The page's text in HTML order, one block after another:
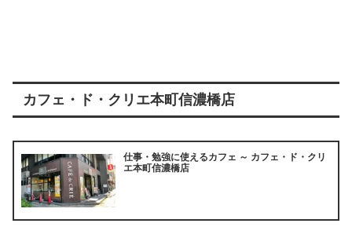
カフェ・ド・クリエ本町信濃橋店
仕事・勉強に使えるカフェ ～ カフェ・ド・クリ
エ本町信濃橋店